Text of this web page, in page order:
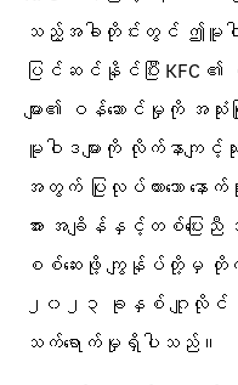
သည့်အခါတိုင်းတွင် ဤမူဝါဒ
ပြင်ဆင်နိုင်ပြီး KFC
များ၏ ဝန်ဆောင်မှုကို အ
မူဝါဒများကို လိုက်နာက
အတွက် ပြုလုပ်ထားသော နောက်ဆုံး
အား အချိန်နှင့်တစ်ပြေ
စစ်ဆေးဖို့ ကျွန်ုပ်တို့မှ
၂၀၂၃ ခုနှစ် ဂျူလိုင်
သက်ရောက်မှုရှိပါသည်။